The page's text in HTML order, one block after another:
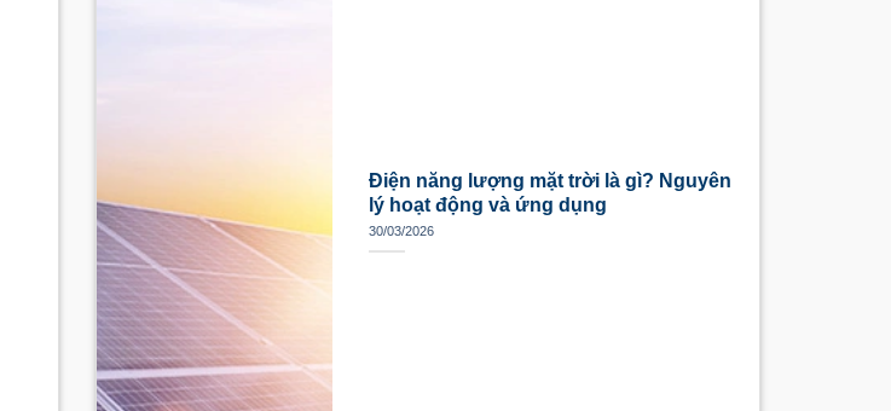
Điện năng lượng mặt trời là gì? Nguyên
lý hoạt động và ứng dụng
30/03/2026